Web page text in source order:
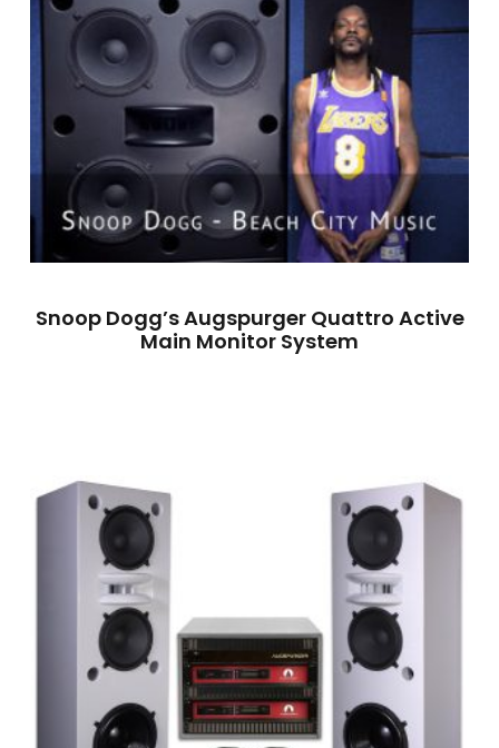
Snoop Dogg’s Augspurger Quattro Active
Main Monitor System